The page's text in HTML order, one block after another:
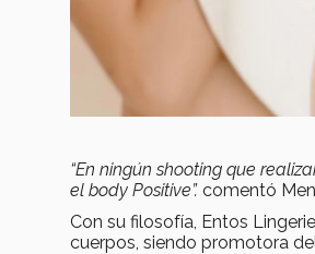
“En ningún shooting que
el body Positive”. comentó
Con su filosofía, Entos Lingerie
cuerpos, siendo promotora